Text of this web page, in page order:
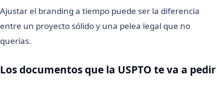
Ajustar el branding a tiempo puede ser la diferencia
entre un proyecto sólido y una pelea legal que no
querías.
Los documentos que la USPTO te va a pedir